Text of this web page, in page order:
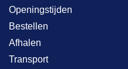
Openingstijden
Bestellen
Afhalen
Transport